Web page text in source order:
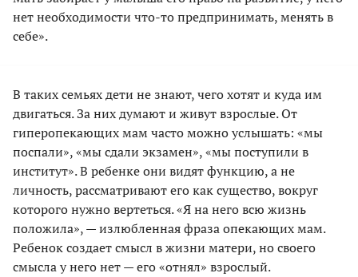
нет необходимости что-то предпринимать, менять в
себе».
В таких семьях дети не знают, чего хотят и куда им
двигаться. За них думают и живут взрослые. От
гиперопекающих мам часто можно услышать: «мы
поспали», «мы сдали экзамен», «мы поступили в
институт». В ребенке они видят функцию, а не
личность, рассматривают его как существо, вокруг
которого нужно вертеться. «Я на него всю жизнь
положила», — излюбленная фраза опекающих мам.
Ребенок создает смысл в жизни матери, но своего
смысла у него нет — его «отнял» взрослый.